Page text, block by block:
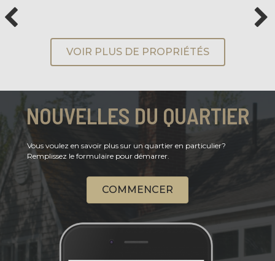
VOIR PLUS DE PROPRIÉTÉS
NOUVELLES DU QUARTIER
Vous voulez en savoir plus sur un quartier en particulier?
Remplissez le formulaire pour démarrer.
COMMENCER